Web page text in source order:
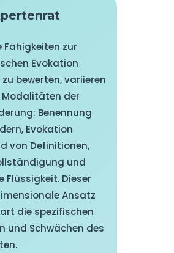
Fähigkeiten zur
Evokation
bewerten, variieren
Modalitäten der
Benennung
Evokation
von Definitionen,
und
Flüssigkeit. Dieser
Ansatz
die spezifischen
und Schwächen des